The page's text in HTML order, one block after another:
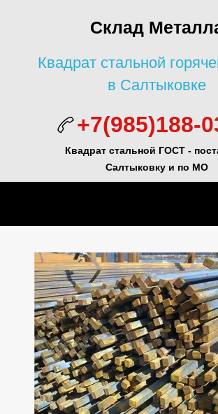
Склад
Квадрат стальной
в Салтыковке
+7(985)188-
Квадрат стальной ГОСТ -
Салтыковку и по МО